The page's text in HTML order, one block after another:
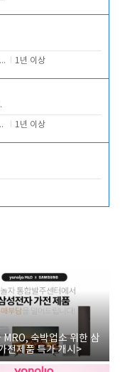
베팅.,청소<<캐셔 모셔봅니다. 1년 이상
당번업무 1년 이상
MRO, 숙박업소 위한 삼
전제품 특가 개시>